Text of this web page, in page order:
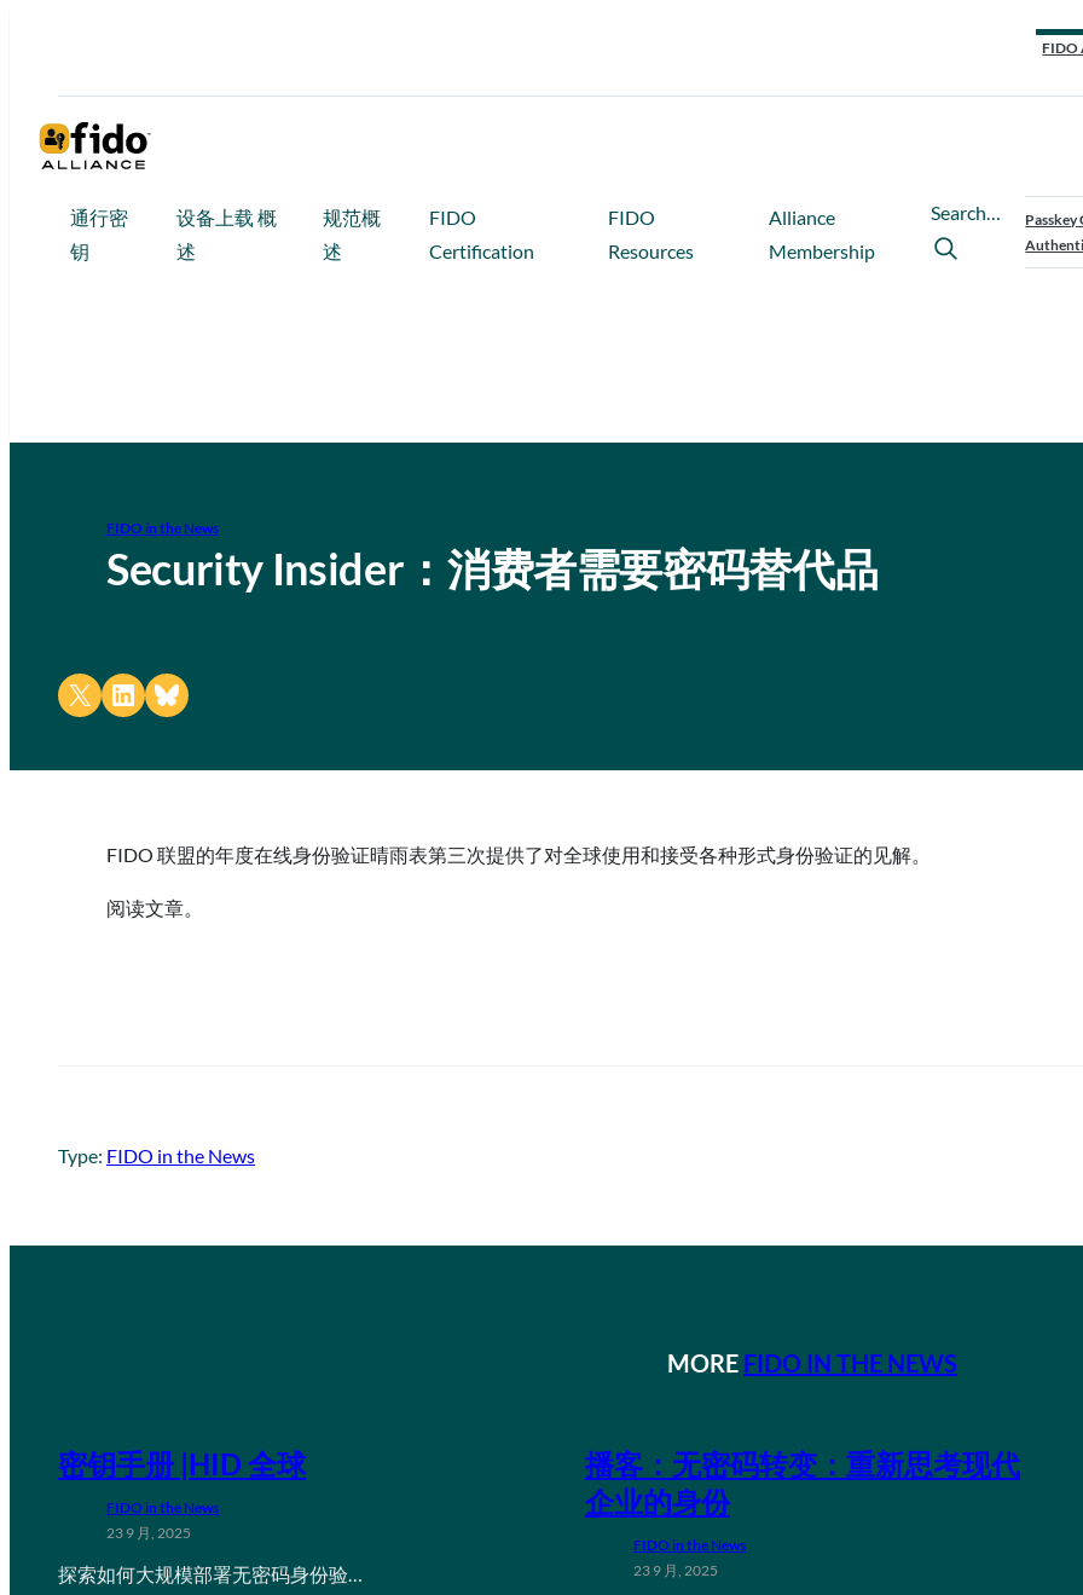
FIDO
通行密
钥
设备上载 概
述
规范概
述
FIDO
Certification
FIDO
Resources
Alliance
Membership
Search…
Passkey
FIDO in the News
Security Insider：消费者需要密码替代品
Share on X Share on LinkedIn
Share on Bluesky
FIDO 联盟的年度在线身份验证晴雨表第三次提供了对全球使用和接受各种形式身份验证的见解。
阅读文章。
Type: FIDO in the News
MORE FIDO IN THE NEWS
密钥手册 |HID 全球
FIDO in the News
23 9 月, 2025
探索如何大规模部署无密码身份验…
播客：无密码转变：重新思考现代
企业的身份
FIDO in the News
23 9 月, 2025